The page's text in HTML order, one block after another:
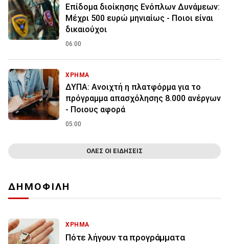
Επίδομα διοίκησης Ενόπλων Δυνάμεων:
Μέχρι 500 ευρώ μηνιαίως - Ποιοι είναι
δικαιούχοι
06:00
ΧΡΗΜΑ
ΔΥΠΑ: Ανοιχτή η πλατφόρμα για το
πρόγραμμα απασχόλησης 8.000 ανέργων
- Ποιους αφορά
05:00
ΟΛΕΣ ΟΙ ΕΙΔΗΣΕΙΣ
ΔΗΜΟΦΙΛΗ
ΧΡΗΜΑ
Πότε λήγουν τα προγράμματα